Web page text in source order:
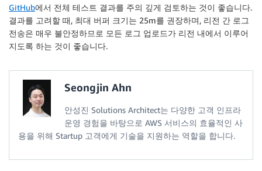
GitHub에서 전체 테스트 결과를 주의 깊게 검토하는 것이 좋습니다.
결과를 고려할 때, 최대 버퍼 크기는 25m를 권장하며, 리전 간 로그
전송은 매우 불안정하므로 모든 로그 업로드가 리전 내에서 이루어
지도록 하는 것이 좋습니다.
Seongjin Ahn
안성진 Solutions Architect는 다양한 고객 인프라
운영 경험을 바탕으로 AWS 서비스의 효율적인 사
용을 위해 Startup 고객에게 기술을 지원하는 역할을 합니다.